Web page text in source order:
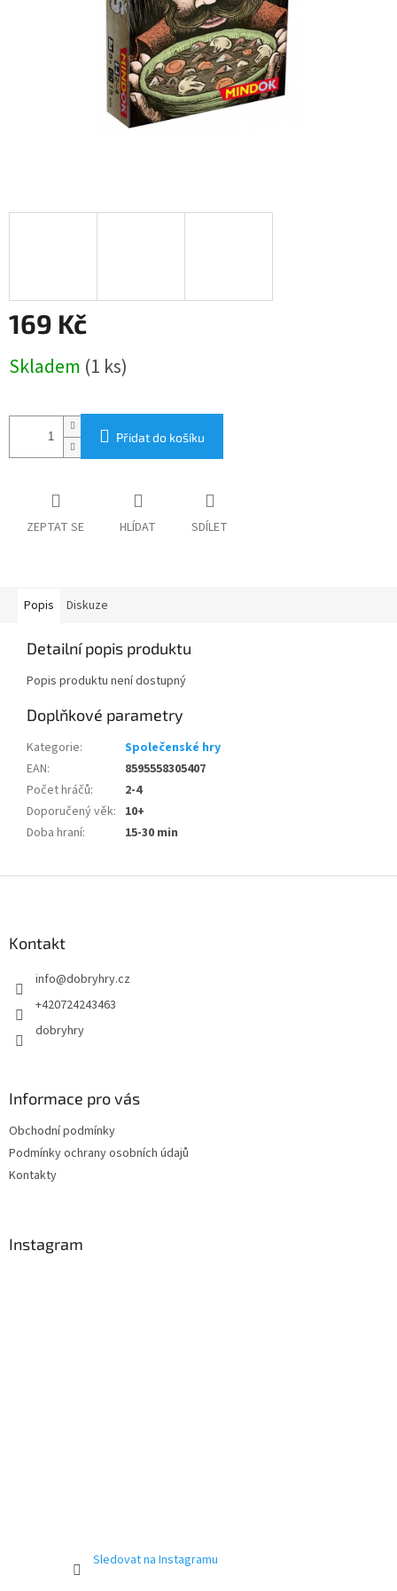
169 Kč
cena:
Skladem (1 ks)
Přidat do košíku
ZEPTAT SE HLÍDAT SDÍLET
Popis Diskuze
Detailní popis produktu
Popis produktu není dostupný
Doplňkové parametry
Kategorie:
Společenské hry
EAN:
8595558305407
Počet hráčů:
2-4
Doporučený věk: 10+
Doba hraní: 15-30 min
Kontakt
info@dobryhry.cz
+420724243463
dobryhry
Informace pro vás
Obchodní podmínky
Podmínky ochrany osobních údajů
Kontakty
Instagram
Sledovat na Instagramu